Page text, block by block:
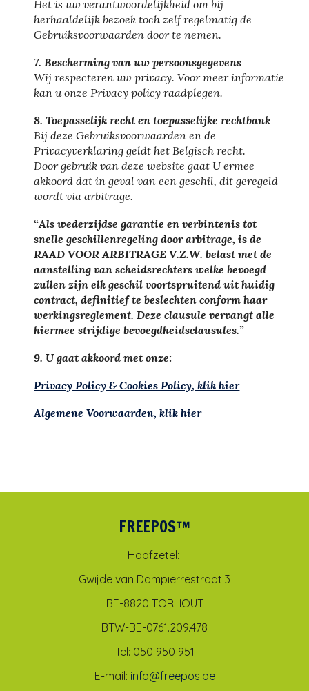
Het is uw verantwoordelijkheid om bij
herhaaldelijk bezoek toch zelf regelmatig de
Gebruiksvoorwaarden door te nemen.
7. Bescherming van uw persoonsgegevens
Wij respecteren uw privacy. Voor meer informatie
kan u onze Privacy policy raadplegen.
8. Toepasselijk recht en toepasselijke rechtbank
Bij deze Gebruiksvoorwaarden en de
Privacyverklaring geldt het Belgisch recht.
Door gebruik van deze website gaat U ermee
akkoord dat in geval van een geschil, dit geregeld
wordt via arbitrage.
“Als wederzijdse garantie en verbintenis tot
snelle geschillenregeling door arbitrage, is de
RAAD VOOR ARBITRAGE V.Z.W. belast met de
aanstelling van scheidsrechters welke bevoegd
zullen zijn elk geschil voortspruitend uit huidig
contract, definitief te beslechten conform haar
werkingsreglement. Deze clausule vervangt alle
hiermee strijdige bevoegdheidsclausules.”
9. U gaat akkoord met onze:
Privacy Policy & Cookies Policy, klik hier
Algemene Voorwaarden, klik hier
FREEPOS™
Hoofzetel:
Gwijde van Dampierrestraat 3
BE-8820 TORHOUT
BTW-BE-0761.209.478
Tel: 050 950 951
E-mail: info@freepos.be